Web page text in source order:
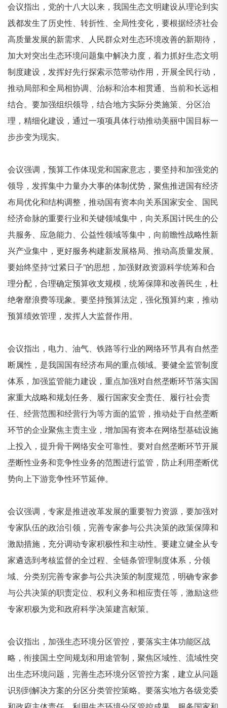
会议指出，党的十八大以来，我国生态文明建设从理论到实
践都发生了历史性、转折性、全局性变化，要根据经济社会
高质量发展的新需求、人民群众对生态环境改善的新期待，
加大对突出生态环境问题集中解决力度，着力抓好生态文明
制度建设，发挥好先行探索示范带动作用，开展全民行动，
推动局部和全局相协调、治标和治本相贯通、当前和长远相
结合。要加强组织领导，结合地方实际分类施策、分区治
理，精细化建设，通过一项项具体行动推动美丽中国目标一
步步变为现实。
会议强调，预算工作体现党和国家意志，要坚持和加强党的
领导，发挥集中力量办大事的体制优势，聚焦推进国有经济
布局优化和结构调整，推动国有资本向关系国家安全、国民
经济命脉的重要行业和关键领域集中，向关系国计民生的公
共服务、应急能力、公益性领域等集中，向前瞻性战略性新
兴产业集中，更好服务构建新发展格局、推动高质量发展。
要始终坚持“过紧日子”的思想，加强财政资源科学统筹和合
理分配，合理确定预算收支规模，统筹保障和改善民生，杜
绝奢靡浪费等现象。要坚持预算法定，强化预算约束，推动
预算绩效管理，发挥人大监督作用。
会议指出，电力、油气、铁路等行业的网络环节具有自然垄
断属性，是我国国有经济布局的重点领域。要健全监管制度
体系，加强监管能力建设，重点加强对自然垄断环节落实国
家重大战略和规划任务、履行国家安全责任、履行社会责
任、经营范围和经营行为等方面的监管，推动处于自然垄断
环节的企业聚焦主责主业，增加国有资本在网络型基础设施
上投入，提升骨干网络安全可靠性。要对自然垄断环节开展
垄断性业务和竞争性业务的范围进行监管，防止利用垄断优
势向上下游竞争性环节延伸。
会议强调，专家是推进改革发展的重要智力资源，要加强对
专家队伍的政治引领，完善专家参与公共决策的政策保障和
激励措施，充分调动专家积极性和主动性。要建立健全从专
家遴选到考核监督的全过程、全链条管理制度体系，分领
域、分类别完善专家参与公共决策的制度规范，明确专家参
与公共决策的职责定位、权利义务和相应责任等，激励这些
专家积极为党和政府科学决策建言献策。
会议指出，加强生态环境分区管控，要落实主体功能区战
略，衔接国土空间规划和用途管制，聚焦区域性、流域性突
出生态环境问题，完善生态环境分区管控方案，建立从问题
识别到解决方案的分区分类管控策略。要落实地方各级党委